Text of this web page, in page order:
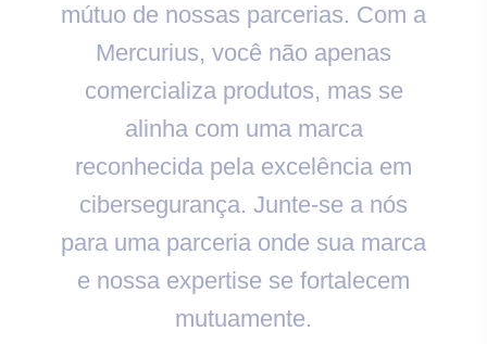
mútuo de nossas parcerias. Com a
Mercurius, você não apenas
comercializa produtos, mas se
alinha com uma marca
reconhecida pela excelência em
cibersegurança. Junte-se a nós
para uma parceria onde sua marca
e nossa expertise se fortalecem
mutuamente.